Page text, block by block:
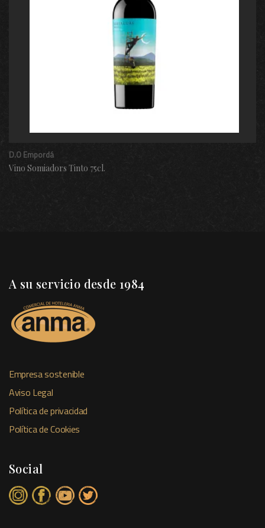
D.O Empordá
Vino Somiadors Tinto 75cl.
A su servicio desde 1984
Empresa sostenible
Aviso Legal
Política de privacidad
Política de Cookies
Social